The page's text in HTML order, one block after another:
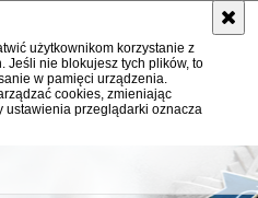
użytkownikom korzystanie z
Jeśli nie blokujesz tych plików, to
w pamięci urządzenia.
cookies, zmieniając
ustawienia przeglądarki oznacza